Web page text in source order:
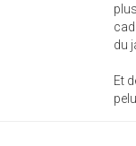
du
Et